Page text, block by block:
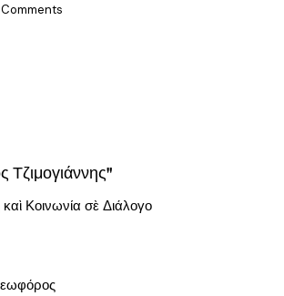
Comments
Τζιμογιάννης"
Κοινωνία σὲ Διάλογο